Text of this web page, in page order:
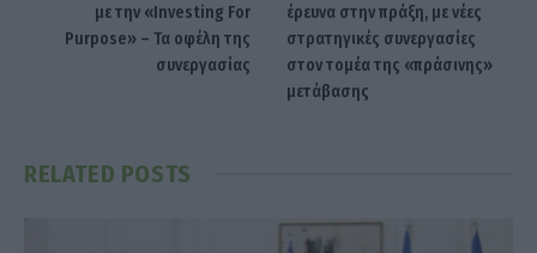
με την «Investing For
Purpose» – Τα οφέλη της
συνεργασίας
έρευνα στην πράξη, με νέες
στρατηγικές συνεργασίες
στον τομέα της «πράσινης»
μετάβασης
RELATED POSTS